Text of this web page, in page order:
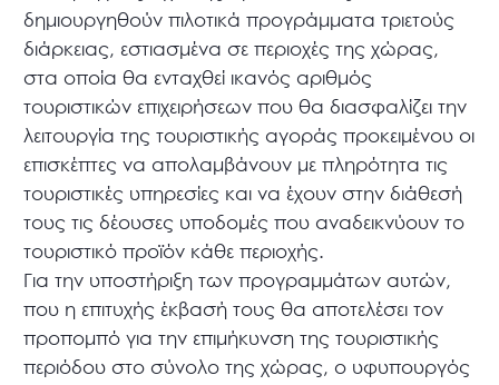
δημιουργηθούν πιλοτικά προγράμματα τριετούς
διάρκειας, εστιασμένα σε περιοχές της χώρας,
στα οποία θα ενταχθεί ικανός αριθμός
τουριστικών επιχειρήσεων που θα διασφαλίζει την
λειτουργία της τουριστικής αγοράς προκειμένου οι
επισκέπτες να απολαμβάνουν με πληρότητα τις
τουριστικές υπηρεσίες και να έχουν στην διάθεσή
τους τις δέουσες υποδομές που αναδεικνύουν το
τουριστικό προϊόν κάθε περιοχής.
Για την υποστήριξη των προγραμμάτων αυτών,
που η επιτυχής έκβασή τους θα αποτελέσει τον
προπομπό για την επιμήκυνση της τουριστικής
περιόδου στο σύνολο της χώρας, ο υφυπουργός